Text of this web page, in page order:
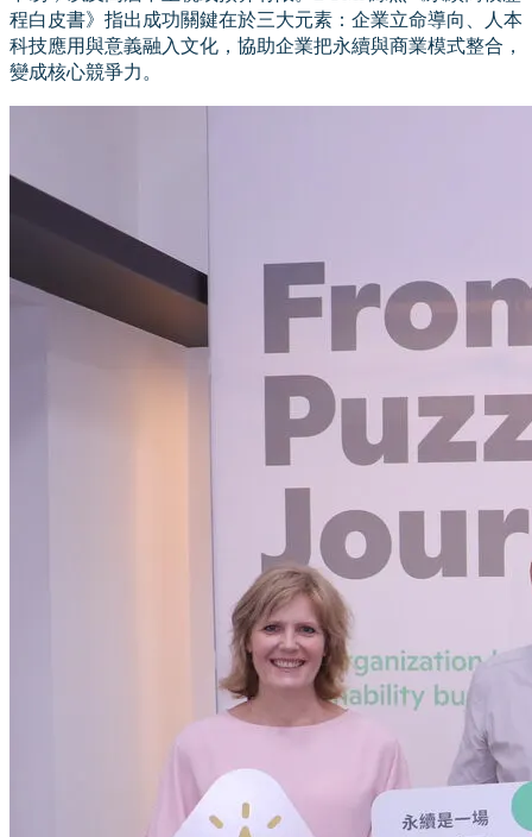
程白皮書》指出成功關鍵在於三大元素：企業立命導向、人本
科技應用與意義融入文化，協助企業把永續與商業模式整合，
變成核心競爭力。